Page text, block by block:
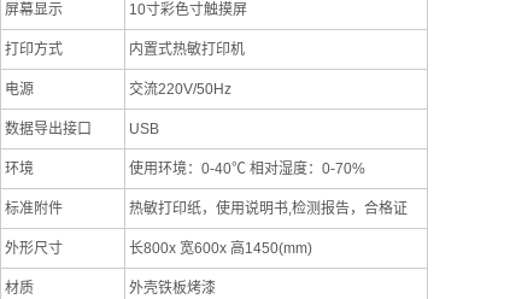
屏幕显示 10寸彩色寸触摸屏
打印方式 内置式热敏打印机
电源 交流220V/50Hz
数据导出接口 USB
环境 使用环境：0-40℃ 相对湿度：0-70%
标准附件 热敏打印纸，使用说明书,检测报告，合格证
外形尺寸 长800x 宽600x 高1450(mm)
材质 外壳铁板烤漆